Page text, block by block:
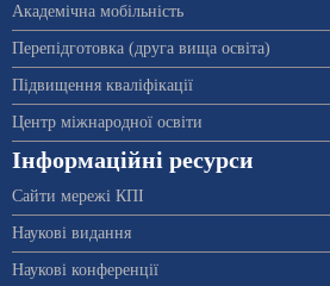
Академічна мобільність
Перепідготовка (друга вища освіта)
Підвищення кваліфікації
Центр міжнародної освіти
Інформаційні ресурси
Сайти мережі КПІ
Наукові видання
Наукові конференції